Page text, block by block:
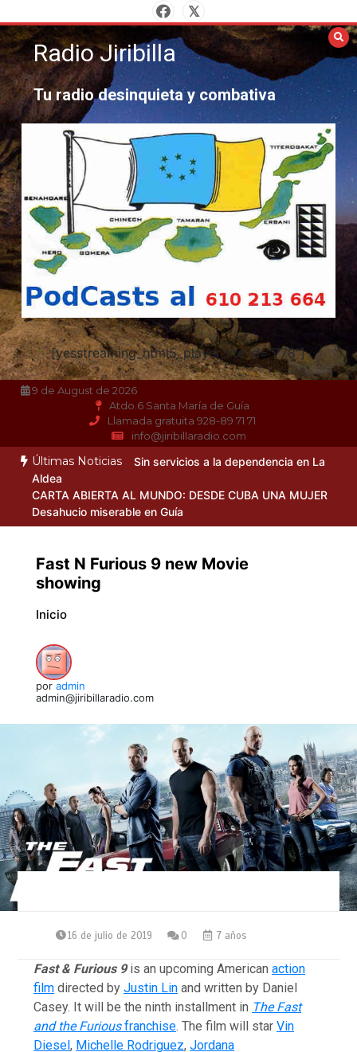
al
contenidoRadio Jiribilla
Tu radio desinquieta y combativa
[yesstreaming_html5_player_lite id="778"]
9 de August de 2026
Atdo.6 Santa María de Guía
Llamada gratuita 928-89 71 71
info@jiribillaradio.com
Últimas Noticias
Sin servicios a la dependencia en La
Aldea
CARTA ABIERTA AL MUNDO: DESDE CUBA UNA MUJER
Desahucio miserable en Guía
Fast N Furious 9 new Movie
showing
Inicio
por admin
admin@jiribillaradio.com
16 de julio de 2019 0 7 años
Fast & Furious 9is an upcoming Americanaction
film directed byJustin Lin and written by Daniel
Casey. It will be the ninth installment in The Fast
and the Furiousfranchise. The film will starVin
Diesel, Michelle Rodriguez,Jordana